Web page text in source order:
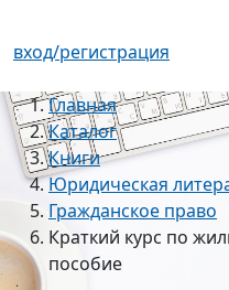
вход/регистрация
Главная
Каталог
Книги
Юридическая
Гражданское право
Краткий курс по
пособие